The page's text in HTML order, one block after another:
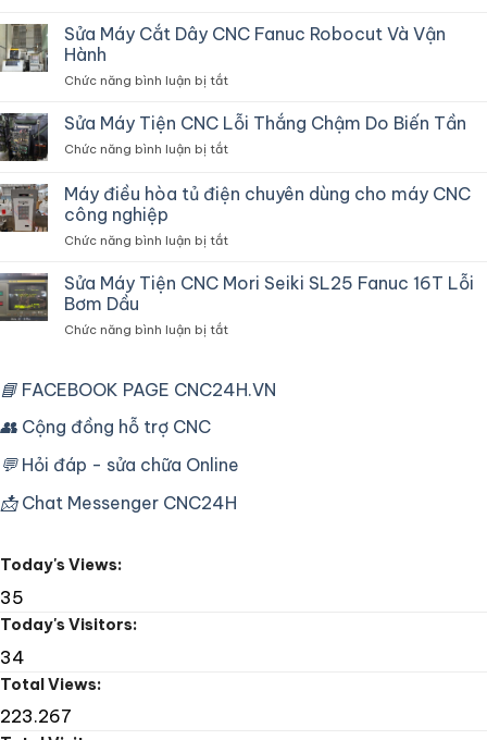
Máy
Cắt
Fanuc
Khắc
Lỗi
Zero,
Sửa Máy Cắt Dây CNC Fanuc Robocut Và Vận
Hành
Chức năng bình luận bị tắtở
Máy
Cắt
Dây
Fanuc
Robocut
Vận
Sửa Máy Tiện CNC Lỗi Thắng Chậm Do Biến Tần
Chức năng bình luận bị tắtở
Tiện
Lỗi
Chậm
Tần
Máy điều hòa tủ điện chuyên dùng cho máy CNC
công nghiệp
Chức năng bình luận bị tắtở
điều
hòa
điện
cho
nghiệp
Sửa Máy Tiện CNC Mori Seiki SL25 Fanuc 16T Lỗi
Bơm Dầu
Chức năng bình luận bị tắtở
Tiện
SL25
Fanuc
16T
Lỗi
📘 FACEBOOK PAGE CNC24H.VN
👥 Cộng đồng hỗ trợ CNC
💬Hỏi đáp - sửa chữa Online
📩Chat Messenger CNC24H
Today's Views:
35
Today's Visitors:
34
Total Views:
223.267